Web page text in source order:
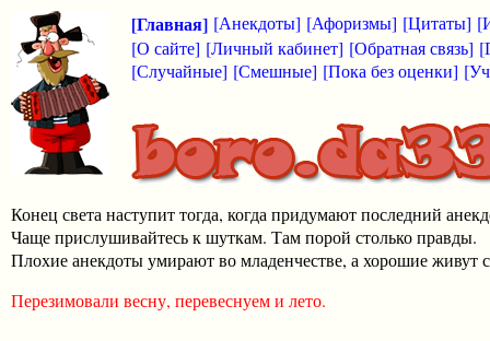
[Главная] [Анекдоты] [Афоризмы] [Цитаты]
[О сайте] [Личный кабинет] [Обратная связь]
[Случайные] [Смешные] [Пока без оценки]
Конец света наступит тогда, когда придумают последний
Чаще прислушивайтесь к шуткам. Там порой столько правды.
Плохие анекдоты умирают во младенчестве, а хорошие живут
Перезимовали весну, перевеснуем и лето.